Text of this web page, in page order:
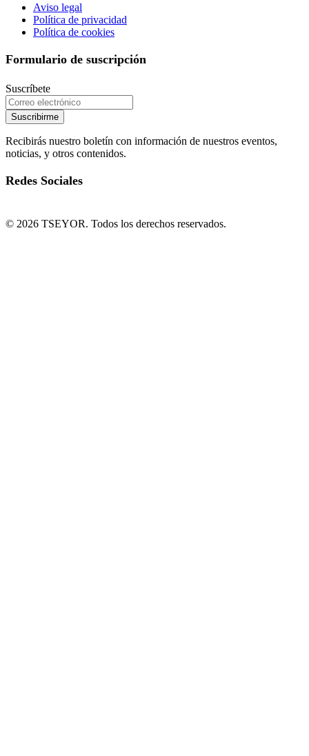
Aviso legal
Política de privacidad
Política de cookies
Formulario de suscripción
Suscríbete
Suscribirme
Recibirás nuestro boletín con información de nuestros eventos,
noticias, y otros contenidos.
Redes Sociales
© 2026 TSEYOR. Todos los derechos reservados.